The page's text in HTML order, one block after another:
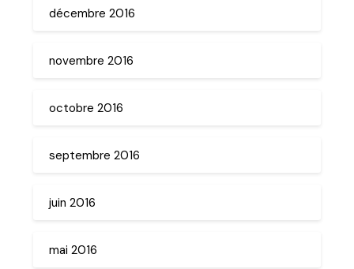
décembre 2016
novembre 2016
octobre 2016
septembre 2016
juin 2016
mai 2016